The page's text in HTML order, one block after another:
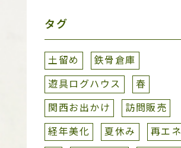
タグ
土留め
鉄骨倉庫
遊具ログハウス
春
関西お出かけ
訪問販売
経年美化
夏休み
再エネ